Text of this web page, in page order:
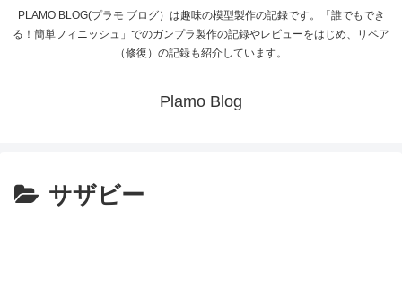
PLAMO BLOG(プラモ ブログ）は趣味の模型製作の記録です。「誰でもでき
る！簡単フィニッシュ」でのガンプラ製作の記録やレビューをはじめ、リペア
（修復）の記録も紹介しています。
Plamo Blog
サザビー